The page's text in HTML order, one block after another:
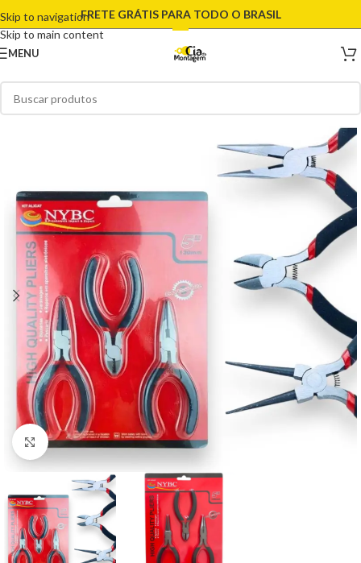
Skip to navigation
Skip to main content
FRETE GRÁTIS PARA TODO O BRASIL
MENU
Clique para ampliar